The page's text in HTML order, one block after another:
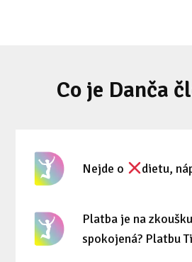
Co je Danča
Nejde o dietu,
Platba je na
spokojená? Platbu